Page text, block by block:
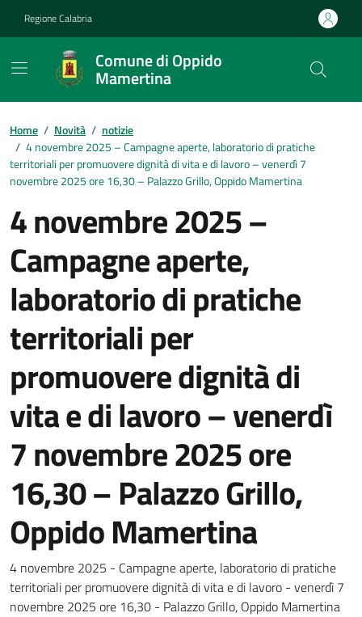
Regione Calabria
Comune di Oppido
Mamertina
Home / Novità / notizie
/ 4 novembre 2025 – Campagne aperte, laboratorio di pratiche
territoriali per promuovere dignità di vita e di lavoro – venerdì 7
novembre 2025 ore 16,30 – Palazzo Grillo, Oppido Mamertina
4 novembre 2025 –
Campagne aperte,
laboratorio di pratiche
territoriali per
promuovere dignità di
vita e di lavoro – venerdì
7 novembre 2025 ore
16,30 – Palazzo Grillo,
Oppido Mamertina
Dettagli della notizia
4 novembre 2025 - Campagne aperte, laboratorio di pratiche
territoriali per promuovere dignità di vita e di lavoro - venerdì 7
novembre 2025 ore 16,30 - Palazzo Grillo, Oppido Mamertina